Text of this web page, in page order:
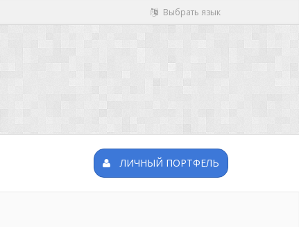
Выбрать язык
ЛИЧНЫЙ ПОРТФЕЛЬ